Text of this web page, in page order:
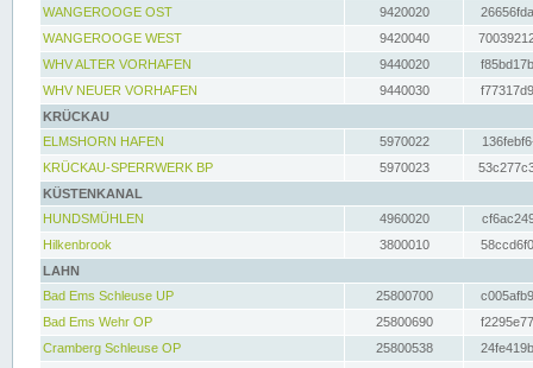
WANGEROOGE OST
9420020
WANGEROOGE WEST
9420040
WHV ALTER VORHAFEN
9440020
WHV NEUER VORHAFEN
9440030
KRÜCKAU
ELMSHORN HAFEN
5970022
KRÜCKAU-SPERRWERK BP
5970023
KÜSTENKANAL
HUNDSMÜHLEN
4960020
Hilkenbrook
3800010
LAHN
Bad Ems Schleuse UP
25800700
Bad Ems Wehr OP
25800690
Cramberg Schleuse OP
25800538